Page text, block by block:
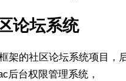
论坛系统
架的社区论坛系统项目，
后台权限管理系统，